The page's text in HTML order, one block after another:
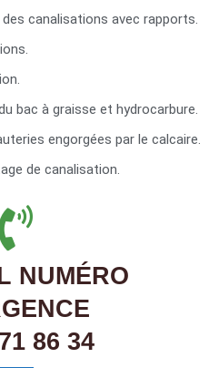
canalisations avec rapports.
bac à graisse et hydrocarbure.
engorgées par le calcaire.
de canalisation.
NUMÉRO
86 34